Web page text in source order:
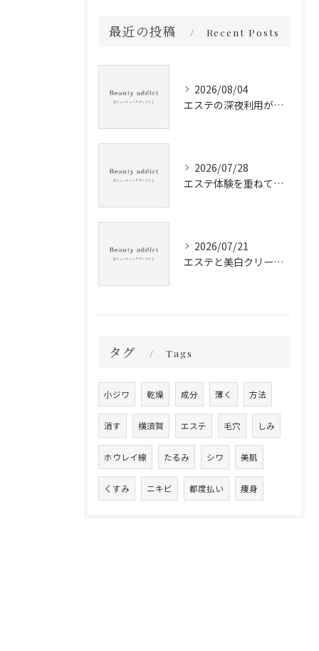
最近の投稿 Recent Posts
2026/08/04
エステの深夜利用が叶う神奈川県内サロン徹底ガイドと賢い選び方
2026/07/28
エステ体験を重ねて本当に合うサロンを見極める賢い選び方とマナー徹底解説
2026/07/21
エステと美白クリームを神奈川県で賢く組み合わせて肌悩みを根本からケアする方法
タグ Tags
小ジワ 乾燥 成分 薄く 方法
消す 横須賀 エステ 毛穴 しみ
ホウレイ線 たるみ シワ 美肌
くすみ ニキビ 都度払い 痩身